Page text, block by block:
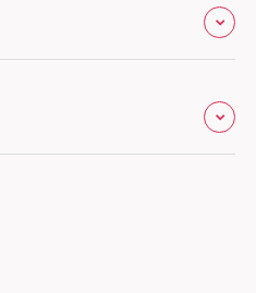
生
越谷
加花栗
川口
山
ウン茨木太田
バイル大分府内町